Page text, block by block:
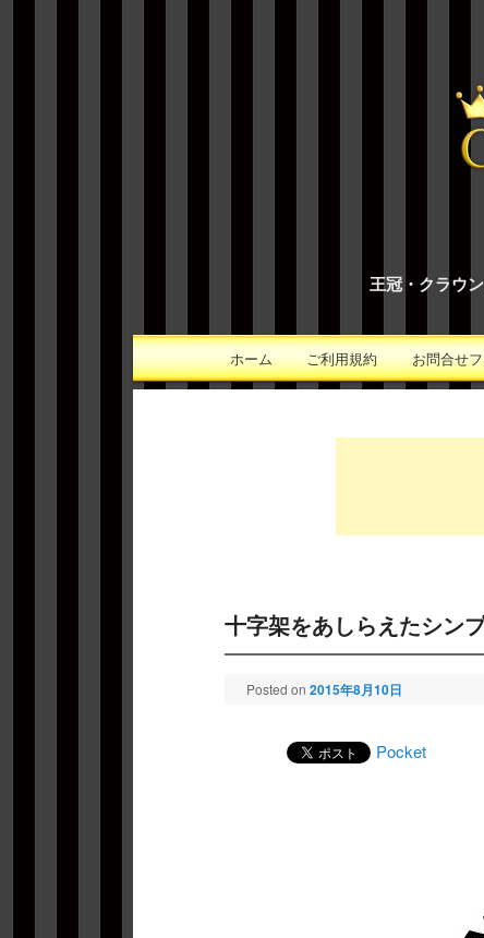
王冠・クラウ
メインメニューメインコンテンツへ移動
ホーム ご利用規約 お問合せ
十字架をあしらえたシン
Posted on 2015年8月10日
Pocket